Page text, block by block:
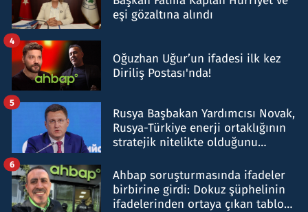
eşi gözaltına alındı
Oğuzhan Uğur’un ifadesi ilk kez
Diriliş Postası'nda!
4
Rusya Başbakan Yardımcısı Novak,
Rusya-Türkiye enerji ortaklığının
stratejik nitelikte olduğunu
5
Ahbap soruşturmasında ifadeler
birbirine girdi: Dokuz şüphelinin
ifadelerinden ortaya çıkan tablo
6